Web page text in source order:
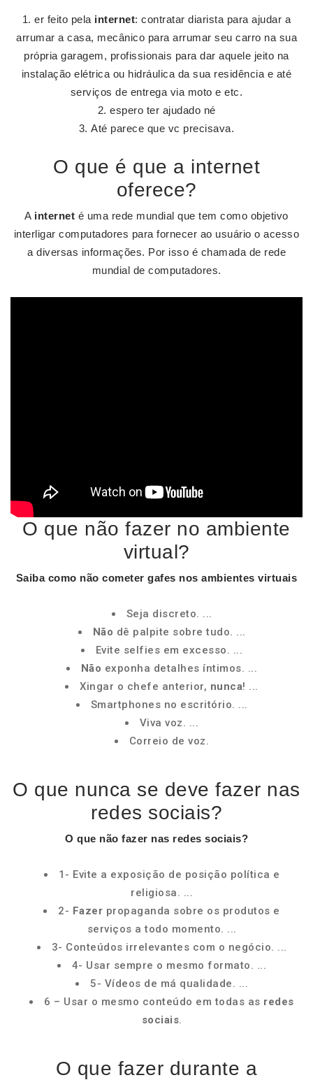
er feito pela internet: contratar diarista para ajudar a
arrumar a casa, mecânico para arrumar seu carro na sua
própria garagem, profissionais para dar aquele jeito na
instalação elétrica ou hidráulica da sua residência e até
serviços de entrega via moto e etc.
espero ter ajudado né
Até parece que vc precisava.
O que é que a internet
oferece?
A internet é uma rede mundial que tem como objetivo
interligar computadores para fornecer ao usuário o acesso
a diversas informações. Por isso é chamada de rede
mundial de computadores.
O que não fazer no ambiente
virtual?
Saiba como não cometer gafes nosambientes virtuais
Seja discreto. ...
Não dê palpite sobre tudo. ...
Evite selfies em excesso. ...
Não exponha detalhes íntimos. ...
Xingar o chefe anterior, nunca! ...
Smartphones no escritório. ...
Viva voz. ...
Correio de voz.
O que nunca se deve fazer nas
redes sociais?
O que não fazer nas redes sociais?
1- Evite a exposição de posição política e
religiosa. ...
2- Fazer propaganda sobre os produtos e
serviços a todo momento. ...
3- Conteúdos irrelevantes com o negócio. ...
4- Usar sempre o mesmo formato. ...
5- Vídeos de má qualidade. ...
6 – Usar o mesmo conteúdo em todas as redes
sociais.
O que fazer durante a